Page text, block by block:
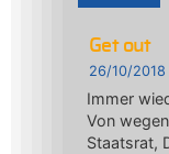
Get out
26/10/2018
Immer
Von
Staatsrat,